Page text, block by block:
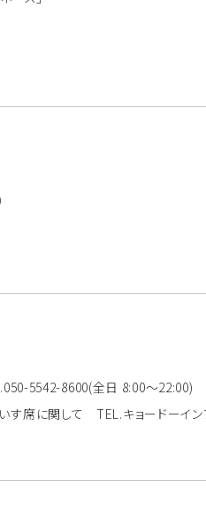
5542-8600(全日 8:00〜22:00)
す席に関して TEL.キョードーイ